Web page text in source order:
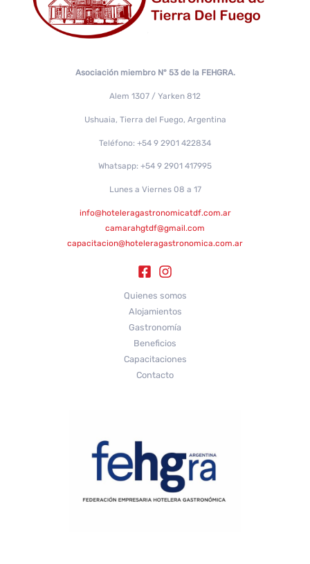
Asociación miembro N° 53 de la FEHGRA.
Alem 1307 / Yarken 812
Ushuaia, Tierra del Fuego, Argentina
Teléfono: +54 9 2901 422834
Whatsapp: +54 9 2901 417995
Lunes a Viernes 08 a 17
info@hoteleragastronomicatdf.com.ar
camarahgtdf@gmail.com
capacitacion@hoteleragastronomica.com.ar
Quienes somos
Alojamientos
Gastronomía
Beneficios
Capacitaciones
Contacto